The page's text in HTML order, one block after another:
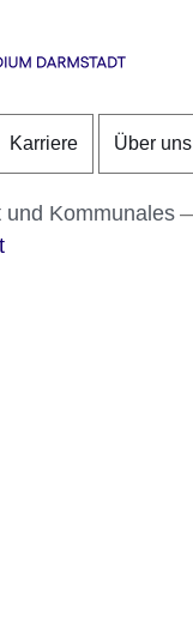
der Seite
der Seite
Karriere Über uns
und Kommunales